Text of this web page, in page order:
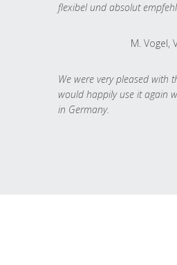
flexibel und absolut
M. Vogel,
We were very pleased with
would happily use it again
in Germany.